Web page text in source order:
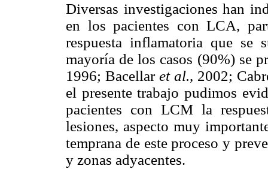
Diversas investigaciones han
en los pacientes con LCA,
respuesta inflamatoria que se
mayoría de los casos (90%) se
1996; Bacellaret al., 2002;
el presente trabajo pudimos
pacientes con LCM la
lesiones, aspecto muy
temprana de este proceso y
y zonas adyacentes.